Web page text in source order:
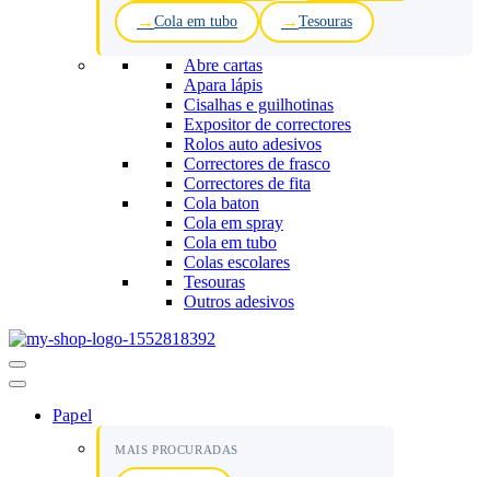
Cola em tubo Tesouras
Abre cartas
Apara lápis
Cisalhas e guilhotinas
Expositor de correctores
Rolos auto adesivos
Correctores de frasco
Correctores de fita
Cola baton
Cola em spray
Cola em tubo
Colas escolares
Tesouras
Outros adesivos
Menu
de
Papel
MAIS PROCURADAS